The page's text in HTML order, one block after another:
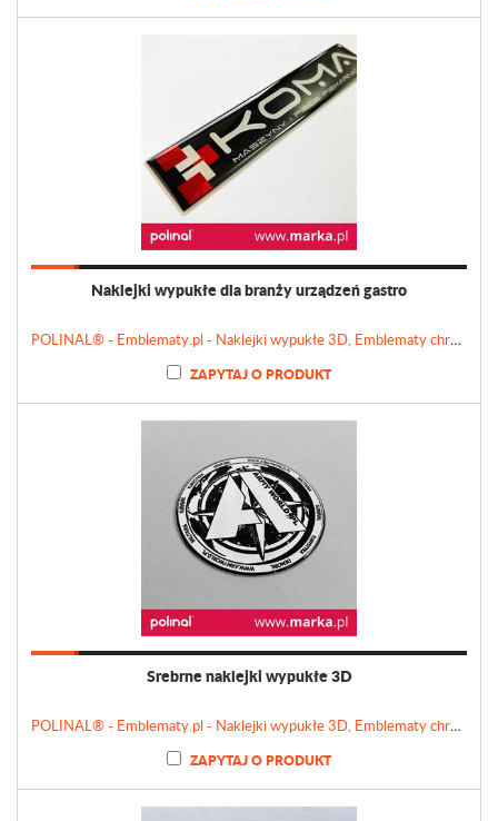
Naklejki wypukłe dla branży urządzeń gastro
POLINAL® - Emblematy.pl - Naklejki wypukłe 3D, Emblematy chromowane, Tabliczki, Etykiety
ZAPYTAJ O PRODUKT
Srebrne naklejki wypukłe 3D
POLINAL® - Emblematy.pl - Naklejki wypukłe 3D, Emblematy chromowane, Tabliczki, Etykiety
ZAPYTAJ O PRODUKT